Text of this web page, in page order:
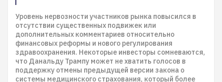
Уровень нервозности участников рынка повысился в
отсутствии существенных подвижек или
дополнительных комментариев относительно
финансовых реформы и нового регулирования
здравоохранения. Некоторые инвесторы сомневаются,
что Данальду Трампу может не хватить голосов в
поддержку отмены предыдущей версии закона о
системы медицинского страхования, который более